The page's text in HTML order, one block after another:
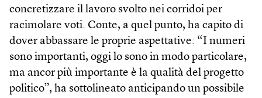
concretizzare il lavoro svolto nei corridoi per
racimolare voti. Conte, a quel punto, ha capito di
dover abbassare le proprie aspettative: “I numeri
sono importanti, oggi lo sono in modo particolare,
ma ancor più importante è la qualità del progetto
politico”, ha sottolineato anticipando un possibile